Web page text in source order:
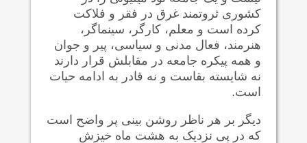
کشوری ثروتمند غرق در فقر و فلاکت
کرده است و معلم، کارگر، سینماگر،
هنرمند، فعال مدنی و سیاسی، پیر و جوان
و همه پیکره جامعه در مقابلش قرار دارند
نه شایسته بقاست و نه قادر به ادامه حیات
است.
دیگر بر هر ناظر روشن بینی پر واضح است
که‌ در پی نزدیک به هشت ماه خیزش